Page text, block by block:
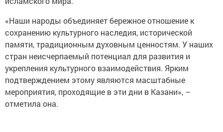
«Наши народы объединяет бережное отношение к
сохранению культурного наследия, исторической
памяти, традиционным духовным ценностям. У наших
стран неисчерпаемый потенциал для развития и
укрепления культурного взаимодействия. Ярким
подтверждением этому являются масштабные
мероприятия, проходящие в эти дни в Казани», –
отметила она.